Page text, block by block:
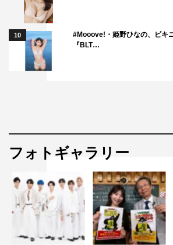
10
#Mooove!・姫野ひなの、ビキ
『BLT…
フォトギャラリー